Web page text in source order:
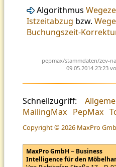
Algorithmus
Istzeitabzug bzw.
Buchungszeit-
pepmax/stammdaten/zev-
09.05.2014 23:23
Schnellzugriff:
MailingMax PepMax
Copyright © 2026 MaxPro
MaxPro GmbH − Business
Intelligence für den